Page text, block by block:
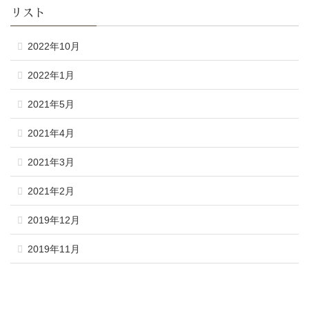
リスト
2022年10月
2022年1月
2021年5月
2021年4月
2021年3月
2021年2月
2019年12月
2019年11月